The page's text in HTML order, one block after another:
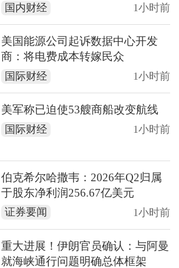
国内财经 1小时前
美国能源公司起诉数据中心开发
商：将电费成本转嫁民众
国际财经 1小时前
美军称已迫使53艘商船改变航线
国际财经 1小时前
伯克希尔哈撒韦：2026年Q2归属
于股东净利润256.67亿美元
证券要闻 1小时前
重大进展！伊朗官员确认：与阿曼
就海峡通行问题明确总体框架